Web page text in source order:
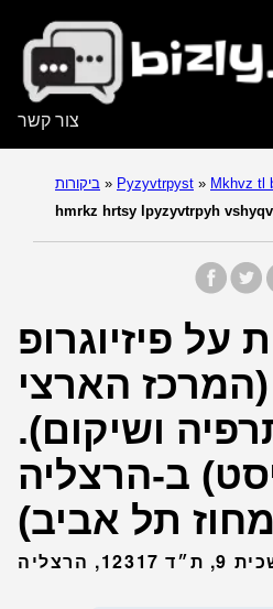
צור קשר
ביקורות » Pyzyvtrpyst » Mkhvz tl
hmrkz hrtsy lpyzyvtrpyh
על פיזיוגרופ
הארצי
ושיקום).
ב-הרצליה
הרצליה